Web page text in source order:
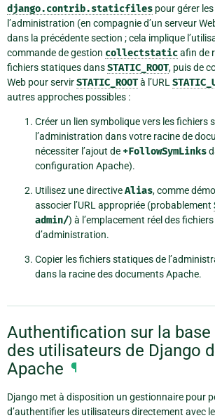
django.contrib.staticfiles pour gérer
l’administration (en compagnie d’un serveur
dans la précédente section ; cela implique
commande de gestion collectstaticafin de
fichiers statiques dansSTATIC_ROOT, puis de
Web pour servirSTATIC_ROOTà l’URL
autres approches possibles :
Créer un lien symbolique vers les fichiers
l’administration dans votre racine de
nécessiter l’ajout de +FollowSymLinks
configuration Apache).
Utilisez une directiveAlias, comme
associer l’URL appropriée (probablement
admin/) à l’emplacement réel des
d’administration.
Copier les fichiers statiques de
dans la racine des documents Apache.
Authentification sur la
des utilisateurs de Django
Apache ¶
Django met à disposition un gestionnaire pour
d’authentifier les utilisateurs directement avec